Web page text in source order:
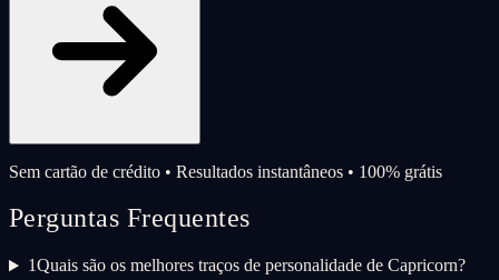
Sem cartão de crédito • Resultados instantâneos • 100% grátis
Perguntas Frequentes
1Quais são os melhores traços de personalidade de Capricorn?